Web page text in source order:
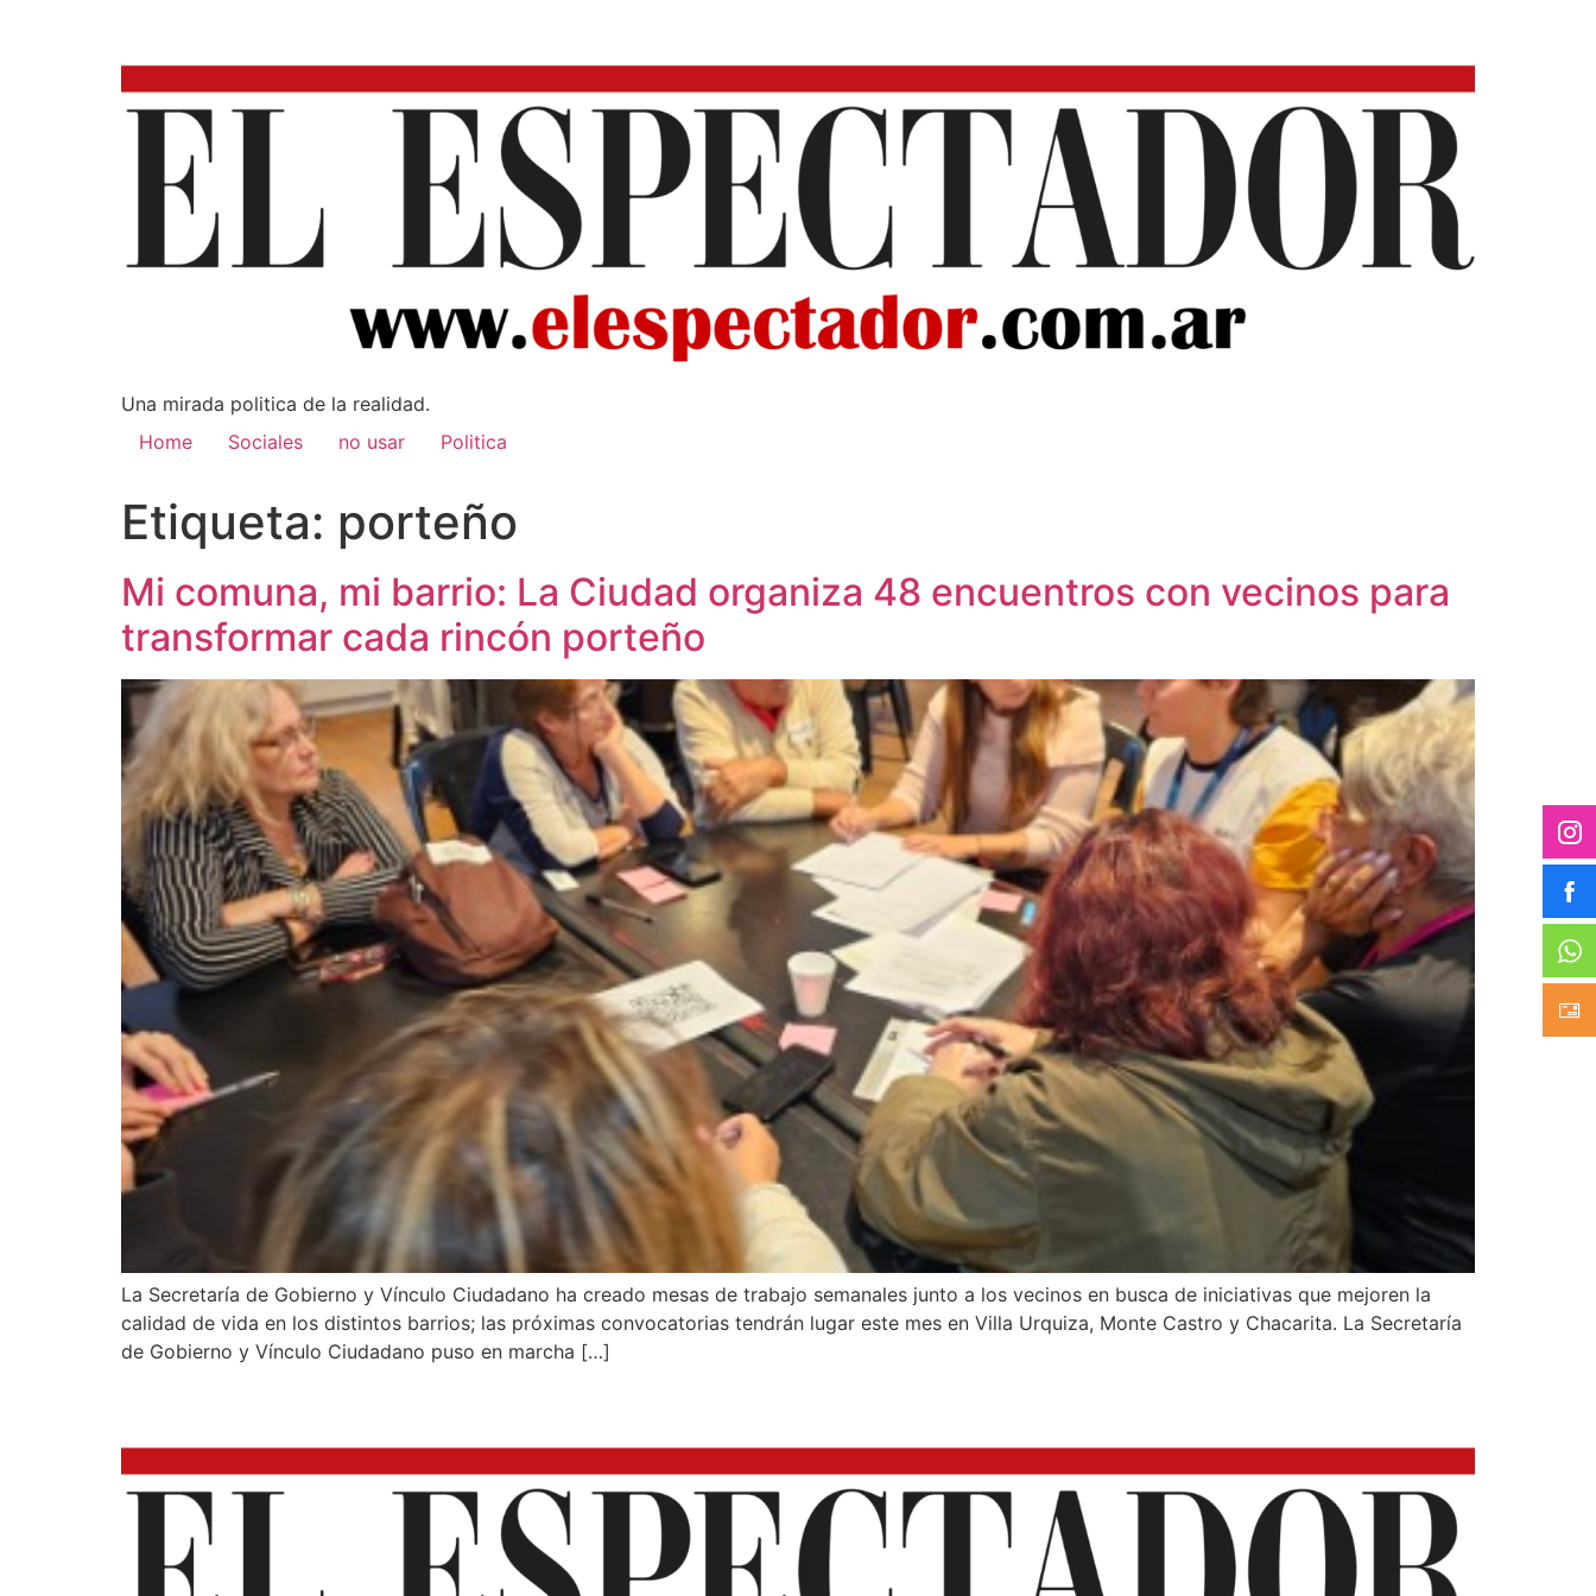
Una mirada poli­tica de la realidad.
Home
Sociales no usar Politica
Etiqueta: porteño
Mi comuna, mi barrio: La Ciudad organiza 48 encuentros con vecinos para
transformar cada rincón porteño
La Secretaría de Gobierno y Vínculo Ciudadano ha creado mesas de trabajo semanales junto a los vecinos en busca de iniciativas que mejoren la
calidad de vida en los distintos barrios; las próximas convocatorias tendrán lugar este mes en Villa Urquiza, Monte Castro y Chacarita. La Secretaría
de Gobierno y Vínculo Ciudadano puso en marcha […]